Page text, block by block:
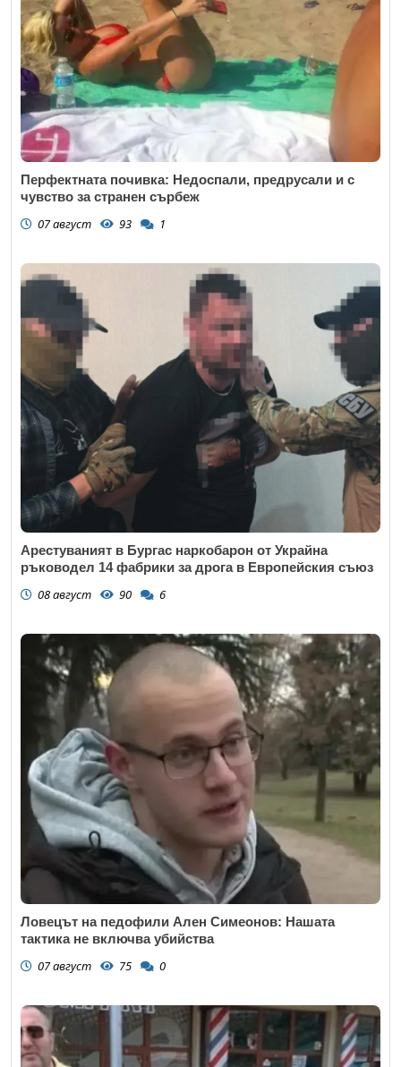
Коментар*
Перфектната почивка: Недоспали, предрусали и с
чувство за странен сърбеж
07 август 93 1
Арестуваният в Бургас наркобарон от Украйна
ръководел 14 фабрики за дрога в Европейския съюз
08 август 90 6
Ловецът на педофили Ален Симеонов: Нашата
тактика не включва убийства
07 август 75 0